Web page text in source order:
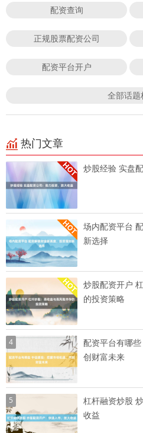
配资查询
正规股票配资公司
配资平台开户
全部话题
热门文章
炒股经验 实盘
场内配资平台
新选择
炒股配资开户
的投资策略
4
配资平台有哪
创财富未来
5
杠杆融资炒股
收益